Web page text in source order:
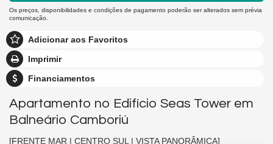
Os preços, disponibilidades e condições de pagamento poderão ser alterados sem prévia
comunicação.
Adicionar aos Favoritos
Imprimir
Financiamentos
Apartamento no Edifício Seas Tower em
Balneário Camboriú
[FRENTE MAR | CENTRO SUL | VISTA PANORÂMICA]